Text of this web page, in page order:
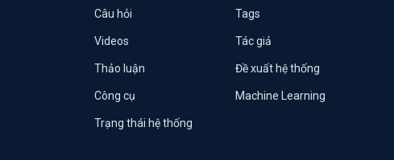
Câu hỏi Tags
Videos Tác giả
Thảo luận Đề xuất hệ thống
Công cụ Machine Learning
Trạng thái hệ thống